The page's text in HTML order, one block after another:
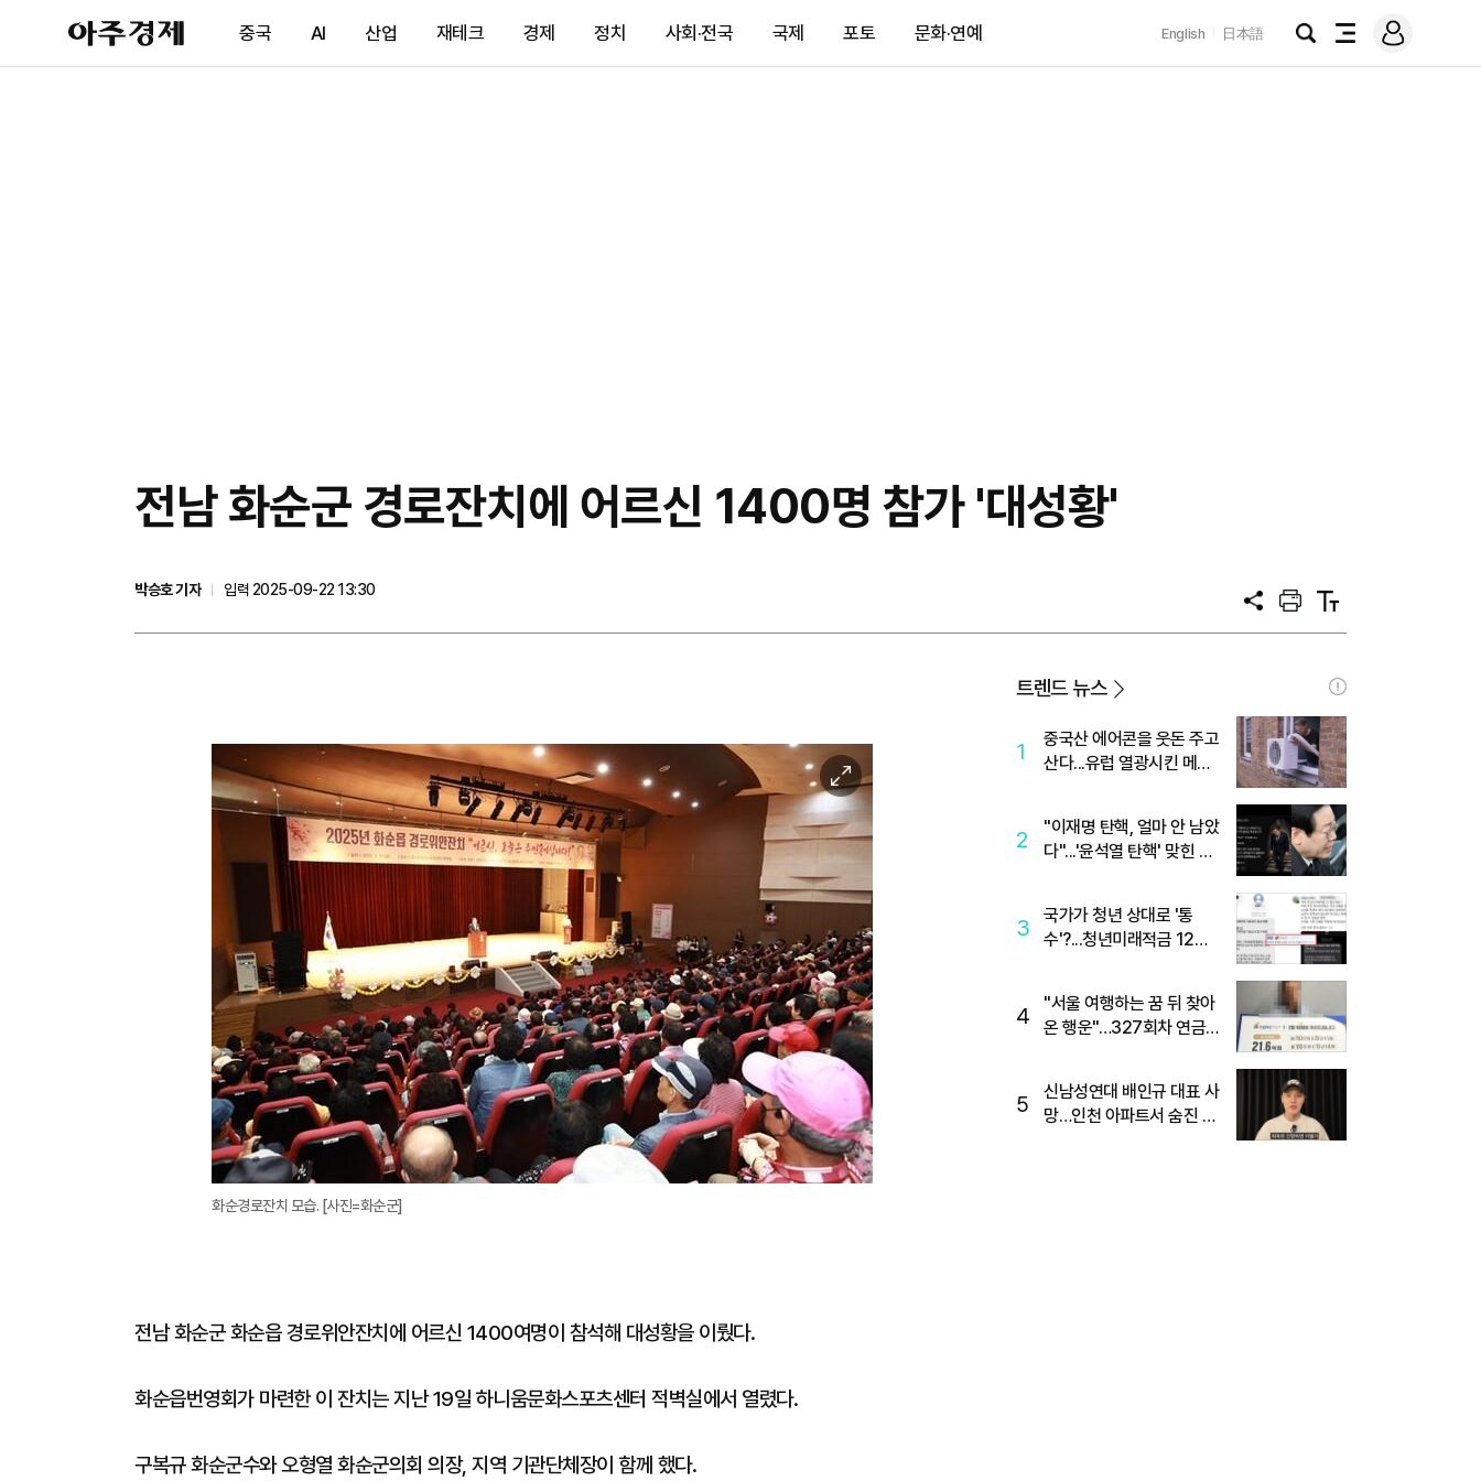
아
주
제
중국 AI 산업 재테크 경제 정치 사회·전국 국제 포토 문화·연예 English 日本語
검
전
메
그
전남 화순군 경로잔치에 어르신 1400명 참가 '대성황'
박승호 기자
입력 2025-09-22 13:30
공
프
트
텍
트
이
미
지
대
화순경로잔치 모습. [사진=화순군]
전남 화순군 화순읍 경로위안잔치에 어르신 1400여명이 참석해 대성황을 이뤘다.
화순읍번영회가 마련한 이 잔치는 지난 19일 하니움문화스포츠센터 적벽실에서 열렸다.
구복규 화순군수와 오형열 화순군의회 의장, 지역 기관단체장이 함께 했다.
트렌드 뉴스
1
중국산 에어콘을 웃돈 주고
산다...유럽 열광시킨 메이
2
"이재명 탄핵, 얼마 안 남았
다"...'윤석열 탄핵' 맞힌 무
3
국가가 청년 상대로 '통
수'?...청년미래적금 12%
4
"서울 여행하는 꿈 뒤 찾아
온 행운"…327회차 연금
5
신남성연대 배인규 대표 사
망…인천 아파트서 숨진 채